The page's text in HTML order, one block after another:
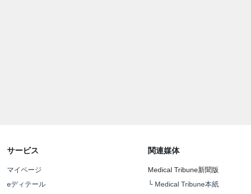
サービス
マイページ
eディテール
関連媒体
Medical Tribune新聞版
└ Medical Tribune本紙